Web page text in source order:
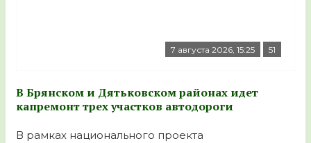
7 августа 2026, 15:25 51
В Брянском и Дятьковском районах идет
капремонт трех участков автодороги
В рамках национального проекта